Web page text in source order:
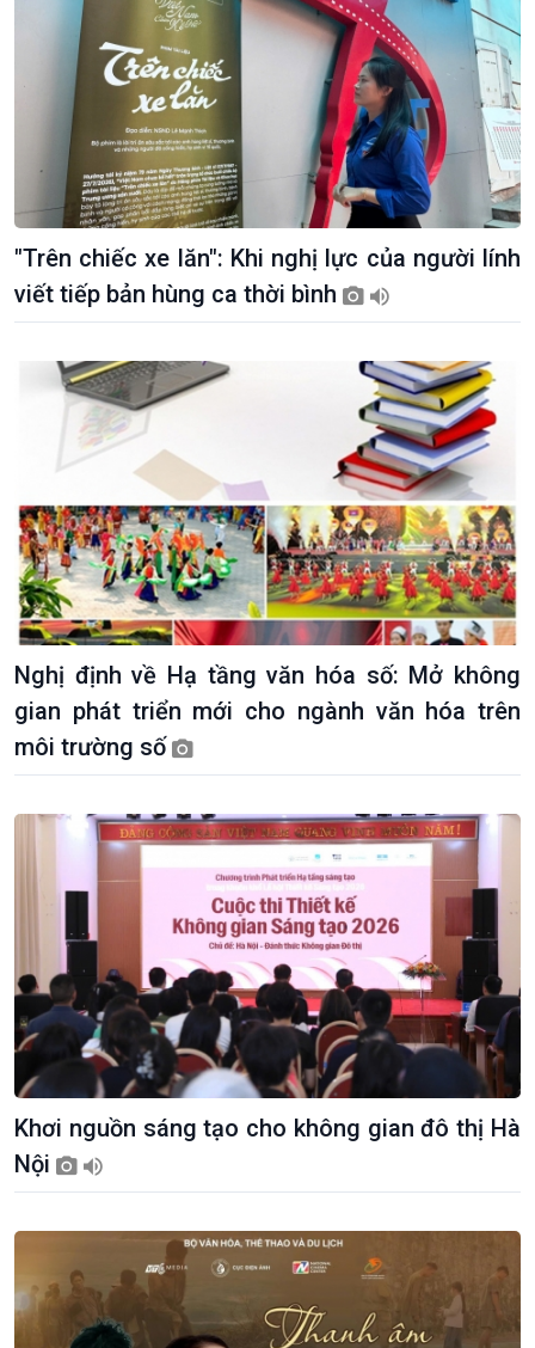
Kinh tế
Trước giờ mở cửa
Dòng chảy Kinh tế
Sức sống hàng Việt
Khởi nghiệp
thương mại
Nông nghiệp & Biển đảo
Tin Nông nghiệp & Biển
đảo
Mùa vàng
Biển đảo Việt Nam
Tâm tình biên giới và hải
Tìm hiểu biển, đảo Việt
"Trên chiếc xe lăn": Khi nghị lực của người lính
viết tiếp bản hùng ca thời bình
Nghị định về Hạ tầng văn hóa số: Mở không
gian phát triển mới cho ngành văn hóa trên
môi trường số
Khơi nguồn sáng tạo cho không gian đô thị Hà
Nội